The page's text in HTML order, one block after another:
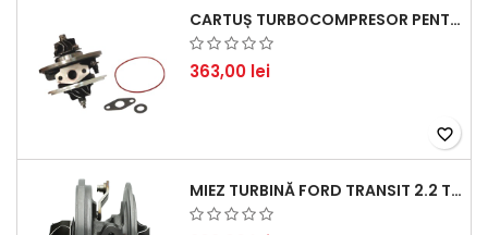
CARTUȘ TURBOCOMPRESOR PENTRU VW, AUDI, SEAT, SKODA - MOTOR DIESEL 2.0 TDI
363,00 lei
favorite_border
MIEZ TURBINĂ FORD TRANSIT 2.2 TDCI (2007-2016)